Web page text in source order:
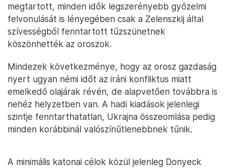
megtartott, minden idők legszerényebb győzelmi
felvonulását is lényegében csak a Zelenszkij által
szívességből fenntartott tűzszünetnek
köszönhették az oroszok.
Mindezek következménye, hogy az orosz gazdaság
nyert ugyan némi időt az iráni konfliktus miatt
emelkedő olajárak révén, de alapvetően továbbra is
nehéz helyzetben van. A hadi kiadások jelenlegi
szintje fenntarthatatlan, Ukrajna összeomlása pedig
minden korábbinál valószínűtlenebbnek tűnik.
A minimális katonai célok közül jelenleg Donyeck